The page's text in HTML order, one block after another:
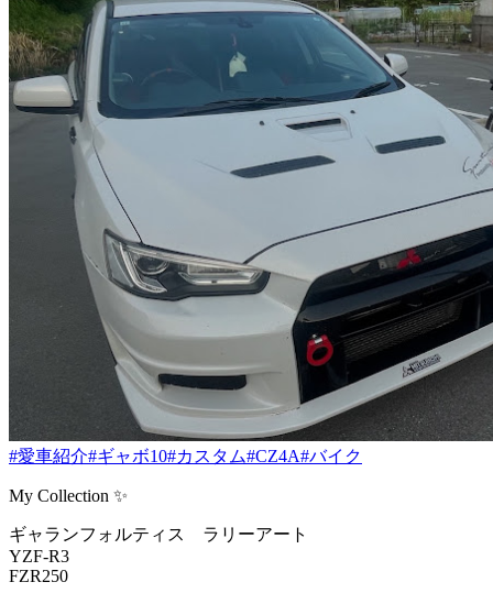
#愛車紹介#ギャボ10#カスタム#CZ4A#バイク
My Collection ✨
ギャランフォルティス ラリーアート
YZF-R3
FZR250